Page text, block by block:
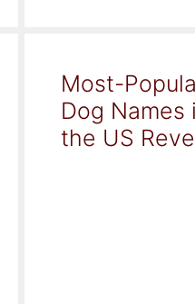
Most-
Dog Names
the US